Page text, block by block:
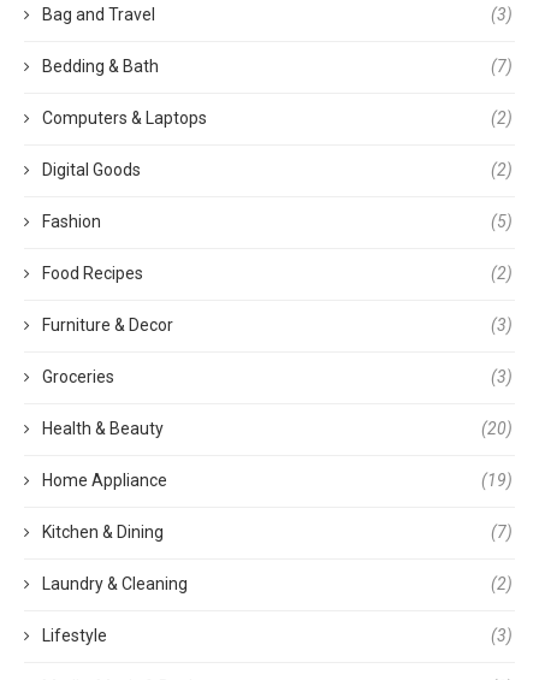
Bag and Travel (3)
Bedding & Bath (7)
Computers & Laptops (2)
Digital Goods (2)
Fashion (5)
Food Recipes (2)
Furniture & Decor (3)
Groceries (3)
Health & Beauty (20)
Home Appliance (19)
Kitchen & Dining (7)
Laundry & Cleaning (2)
Lifestyle (3)